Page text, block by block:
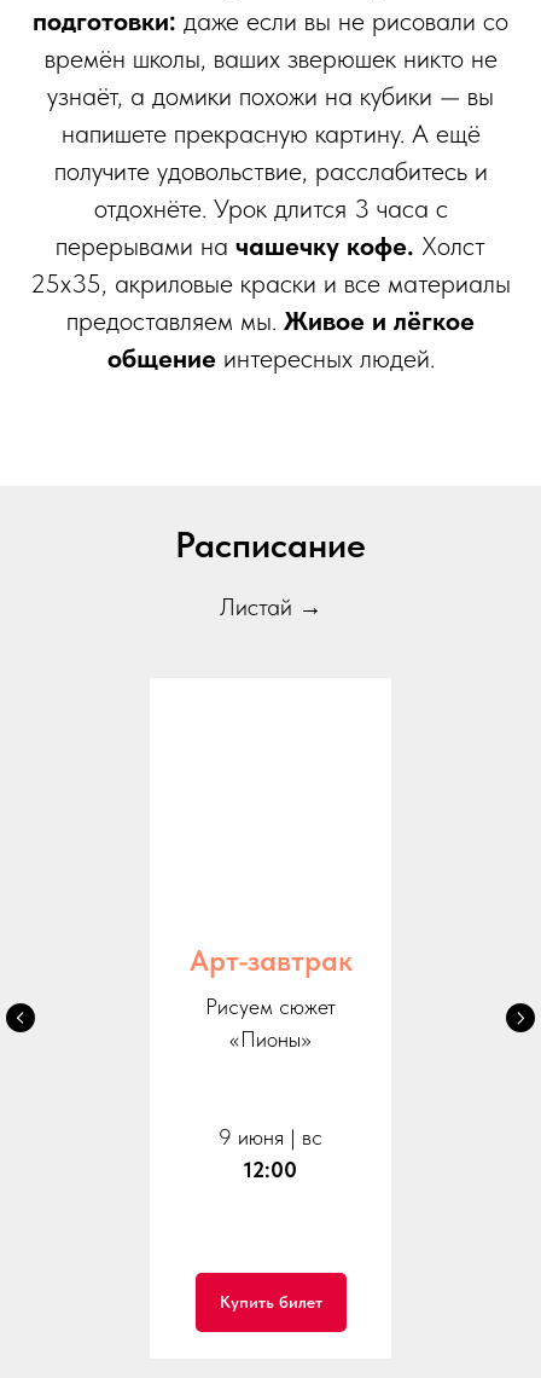
подготовки: даже если вы не рисовали со
времён школы, ваших зверюшек никто не
узнаёт, а домики похожи на кубики — вы
напишете прекрасную картину. А ещё
получите удовольствие, расслабитесь и
отдохнёте. Урок длится 3 часа с
перерывами на чашечку кофе. Холст
25х35, акриловые краски и все материалы
предоставляем мы. Живое и лёгкое
общение интересных людей.
Расписание
Листай →
Арт-завтрак
Рисуем сюжет
«Пионы»
9 июня | вс
12:00
Купить билет